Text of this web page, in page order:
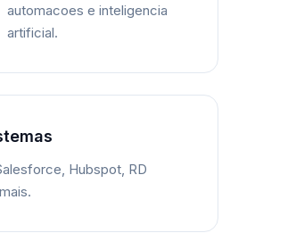
automacoes e inteligencia
artificial.
Hubspot, RD